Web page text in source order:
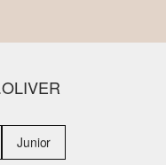
Junior